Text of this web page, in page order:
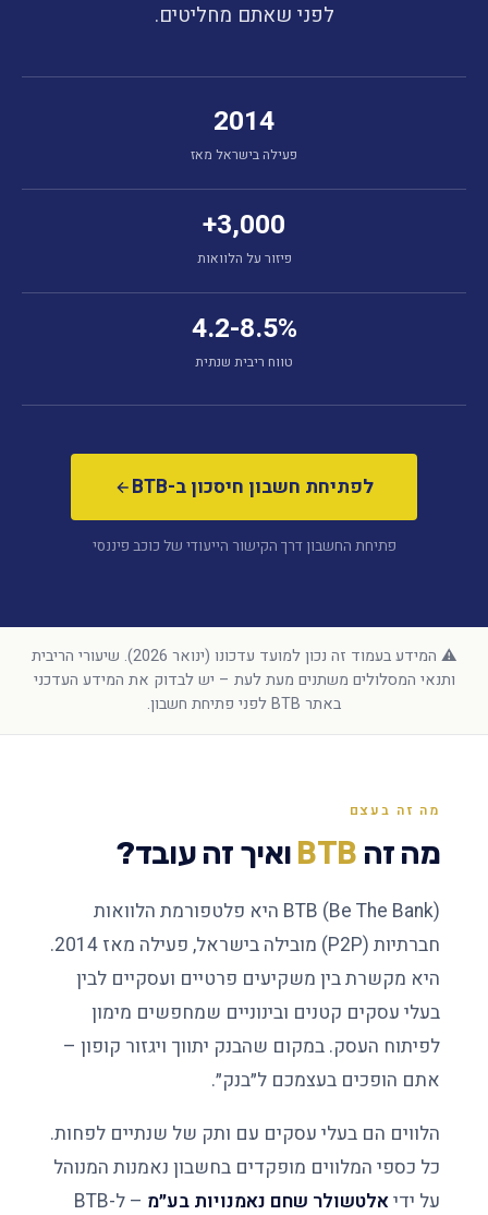
לפני שאתם מחליטים.
2014
פעילה בישראל מאז
3,000+
פיזור על הלוואות
4.2-8.5%
טווח ריבית שנתית
לפתיחת חשבון חיסכון ב-BTB
פתיחת החשבון דרך הקישור הייעודי של כוכב פיננסי
⚠️ המידע בעמוד זה נכון למועד עדכונו (ינואר 2026). שיעורי הריבית
ותנאי המסלולים משתנים מעת לעת – יש לבדוק את המידע העדכני
באתר BTB לפני פתיחת חשבון.
מה זה בעצם
מה זה BTB ואיך זה עובד?
BTB (Be The Bank) היא פלטפורמת הלוואות
חברתיות (P2P) מובילה בישראל, פעילה מאז 2014.
היא מקשרת בין משקיעים פרטיים ועסקיים לבין
בעלי עסקים קטנים ובינוניים שמחפשים מימון
לפיתוח העסק. במקום שהבנק יתווך ויגזור קופון –
אתם הופכים בעצמכם ל״בנק״.
הלווים הם בעלי עסקים עם ותק של שנתיים לפחות.
כל כספי המלווים מופקדים בחשבון נאמנות המנוהל
על ידיאלטשולר שחם נאמנויות בע״מ – ל-BTB